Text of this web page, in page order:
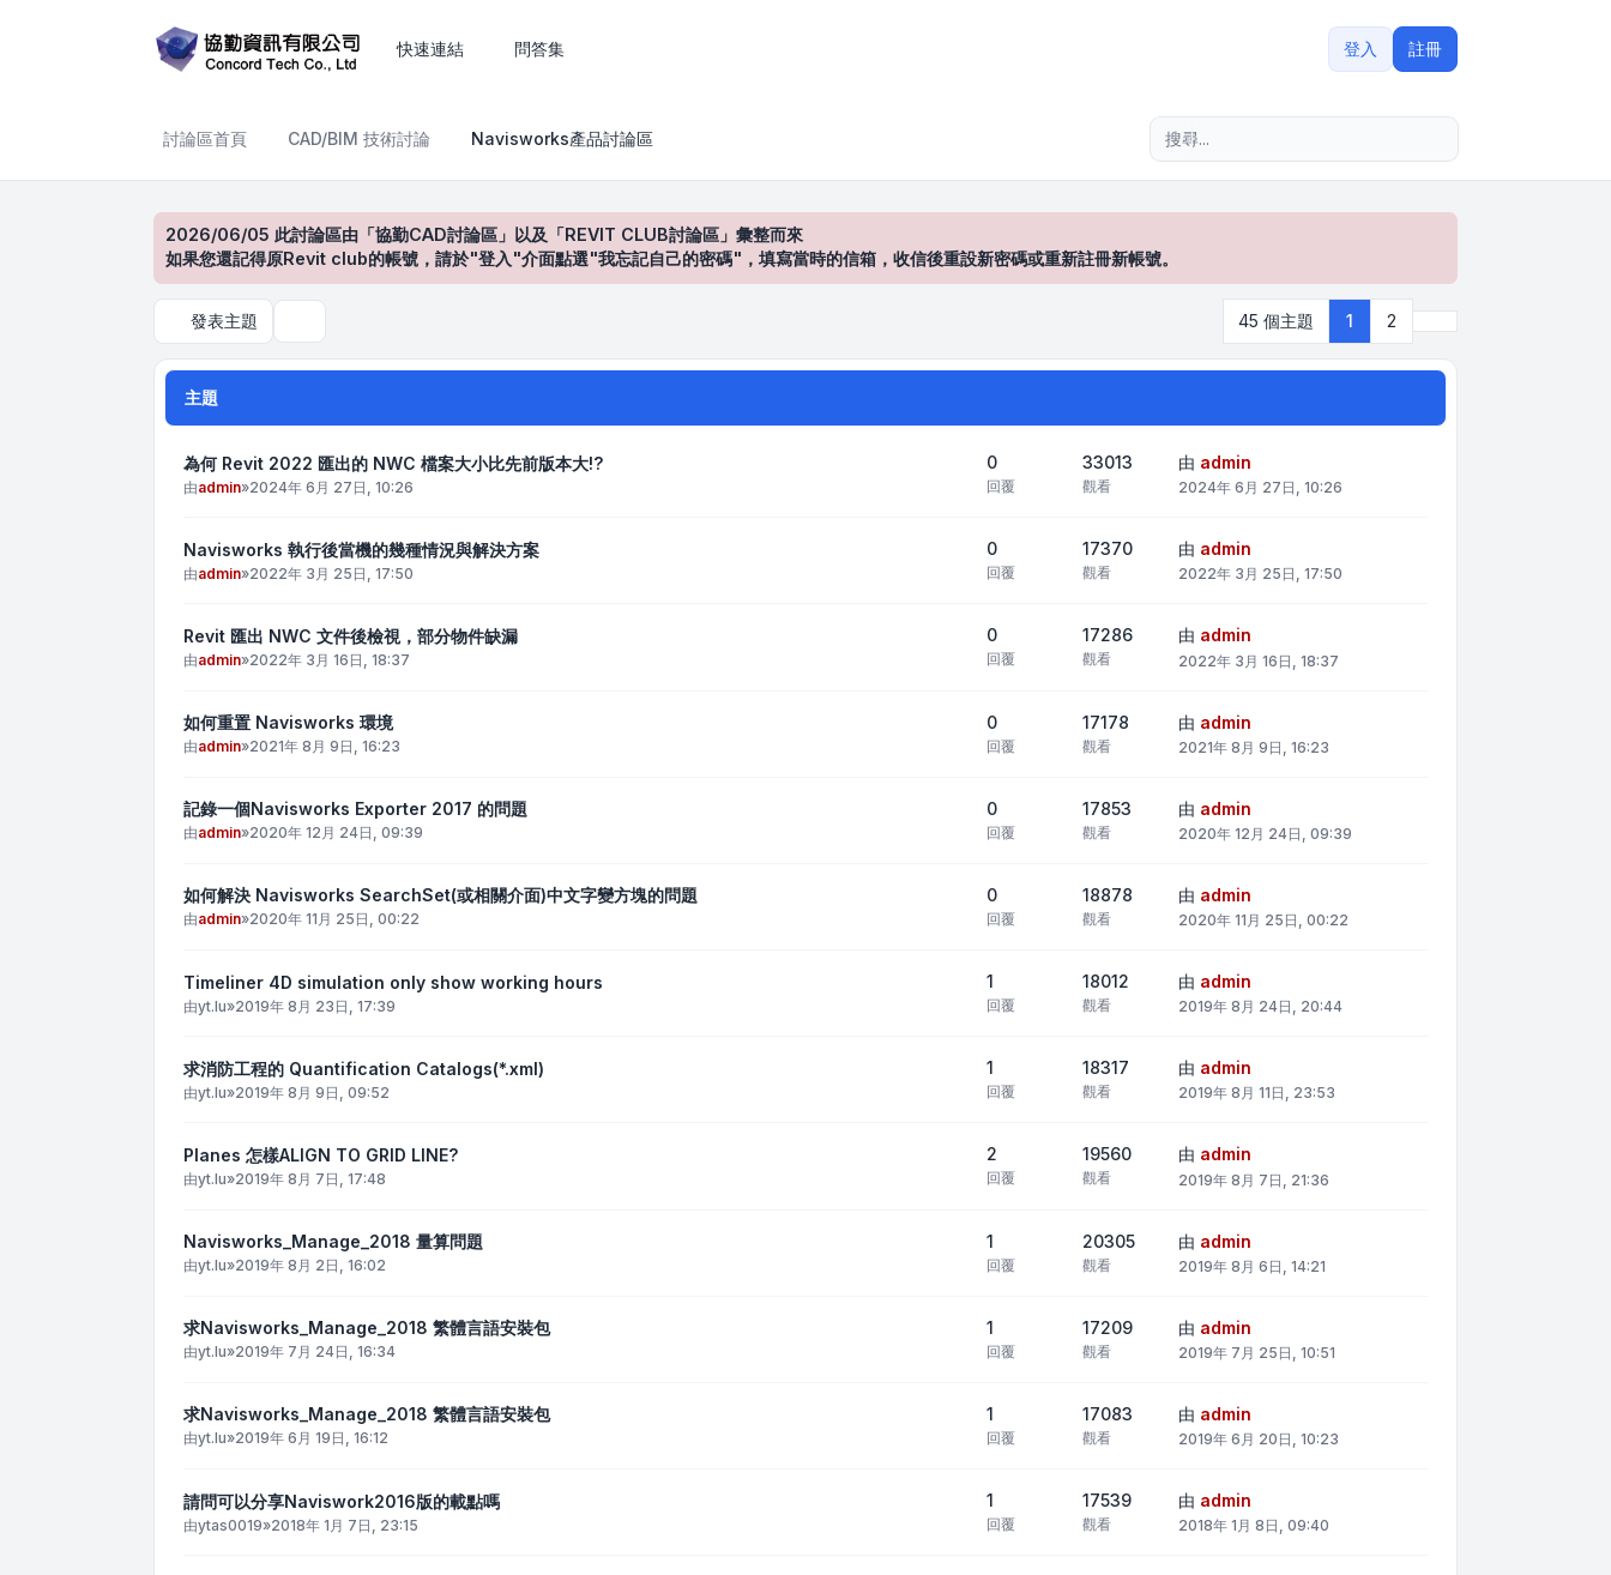
快速連結 問答集 登入 註冊
討論區首頁 CAD/BIM 技術討論 Navisworks產品討論區
2026/06/05 此討論區由「協勤CAD討論區」以及「REVIT CLUB討論區」彙整而來
如果您還記得原Revit club的帳號，請於"登入"介面點選"我忘記自己的密碼"，填寫當時的信箱，收信後重設新密碼或重新註冊新帳號。
發表主題 45 個主題 1 2
主題
為何 Revit 2022 匯出的 NWC 檔案大小比先前版本大!?
由admin»2024年 6月 27日, 10:26
0
回覆
33013
觀看
由 admin
2024年 6月 27日, 10:26
Navisworks 執行後當機的幾種情況與解決方案
由admin»2022年 3月 25日, 17:50
0
回覆
17370
觀看
由 admin
2022年 3月 25日, 17:50
Revit 匯出 NWC 文件後檢視，部分物件缺漏
由admin»2022年 3月 16日, 18:37
0
回覆
17286
觀看
由 admin
2022年 3月 16日, 18:37
如何重置 Navisworks 環境
由admin»2021年 8月 9日, 16:23
0
回覆
17178
觀看
由 admin
2021年 8月 9日, 16:23
記錄一個Navisworks Exporter 2017 的問題
由admin»2020年 12月 24日, 09:39
0
回覆
17853
觀看
由 admin
2020年 12月 24日, 09:39
如何解決 Navisworks SearchSet(或相關介面)中文字變方塊的問題
由admin»2020年 11月 25日, 00:22
0
回覆
18878
觀看
由 admin
2020年 11月 25日, 00:22
Timeliner 4D simulation only show working hours
由yt.lu»2019年 8月 23日, 17:39
1
回覆
18012
觀看
由 admin
2019年 8月 24日, 20:44
求消防工程的 Quantification Catalogs(*.xml)
由yt.lu»2019年 8月 9日, 09:52
1
回覆
18317
觀看
由 admin
2019年 8月 11日, 23:53
Planes 怎樣ALIGN TO GRID LINE?
由yt.lu»2019年 8月 7日, 17:48
2
回覆
19560
觀看
由 admin
2019年 8月 7日, 21:36
Navisworks_Manage_2018 量算問題
由yt.lu»2019年 8月 2日, 16:02
1
回覆
20305
觀看
由 admin
2019年 8月 6日, 14:21
求Navisworks_Manage_2018 繁體言語安裝包
由yt.lu»2019年 7月 24日, 16:34
1
回覆
17209
觀看
由 admin
2019年 7月 25日, 10:51
求Navisworks_Manage_2018 繁體言語安裝包
由yt.lu»2019年 6月 19日, 16:12
1
回覆
17083
觀看
由 admin
2019年 6月 20日, 10:23
請問可以分享Naviswork2016版的載點嗎
由ytas0019»2018年 1月 7日, 23:15
1
回覆
17539
觀看
由 admin
2018年 1月 8日, 09:40